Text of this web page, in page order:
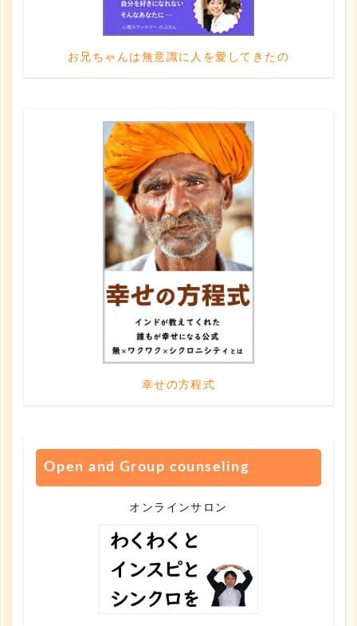
お兄ちゃんは無意識に人を愛してきたの
幸せの方程式
Open and Group counseling
オンラインサロン